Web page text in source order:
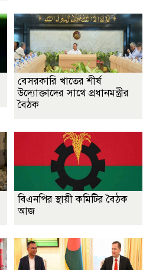
বেসরকারি খাতের শীর্ষ
উদ্যোক্তাদের সাথে প্রধানমন্ত্রীর
বৈঠক
বিএনপির স্থায়ী কমিটির বৈঠক
আজ